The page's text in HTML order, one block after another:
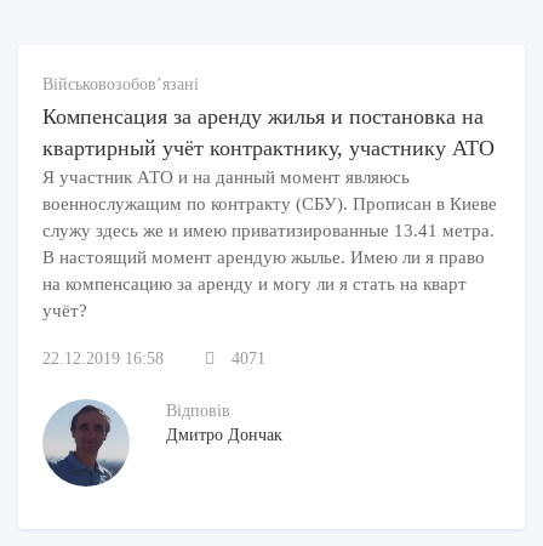
Військовозобов’язані
Компенсация за аренду жилья и постановка на
квартирный учёт контрактнику, участнику АТО
Я участник АТО и на данный момент являюсь
военнослужащим по контракту (СБУ). Прописан в Киеве
служу здесь же и имею приватизированные 13.41 метра.
В настоящий момент арендую жылье. Имею ли я право
на компенсацию за аренду и могу ли я стать на кварт
учёт?
22.12.2019 16:58 4071
Відповів
Дмитро Дончак